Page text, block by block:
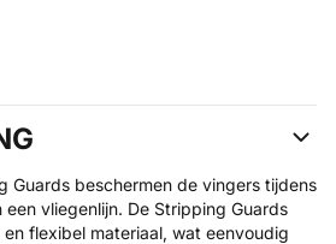
Guards beschermen de vingers tijdens
vliegenlijn. De Stripping Guards
flexibel materiaal, wat eenvoudig